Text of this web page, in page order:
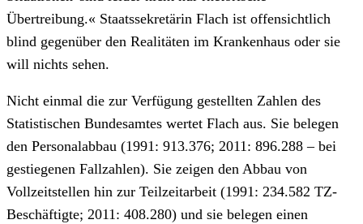
Übertreibung.« Staatssekretärin Flach ist offensichtlich
blind gegenüber den Realitäten im Krankenhaus oder sie
will nichts sehen.
Nicht einmal die zur Verfügung gestellten Zahlen des
Statistischen Bundesamtes wertet Flach aus. Sie belegen
den Personalabbau (1991: 913.376; 2011: 896.288 – bei
gestiegenen Fallzahlen). Sie zeigen den Abbau von
Vollzeitstellen hin zur Teilzeitarbeit (1991: 234.582 TZ-
Beschäftigte; 2011: 408.280) und sie belegen einen